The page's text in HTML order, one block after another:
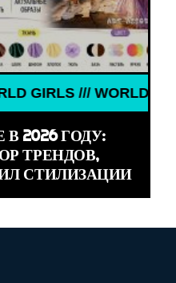
/// WORLD GIRLS ///
2026 ГОДУ:
ТРЕНДОВ,
СТИЛИЗАЦИИ